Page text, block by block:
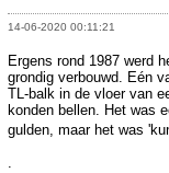
14-06-2020 00:11:21
Ergens rond 1987 werd
grondig verbouwd. Eén
TL-balk in de vloer van
konden bellen. Het was
gulden, maar het was
.